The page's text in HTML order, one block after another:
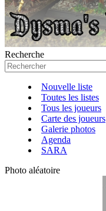
Recherche
Nouvelle liste
Toutes les listes
Tous les joueurs
Carte des joueurs
Galerie photos
Agenda
SARA
Photo aléatoire